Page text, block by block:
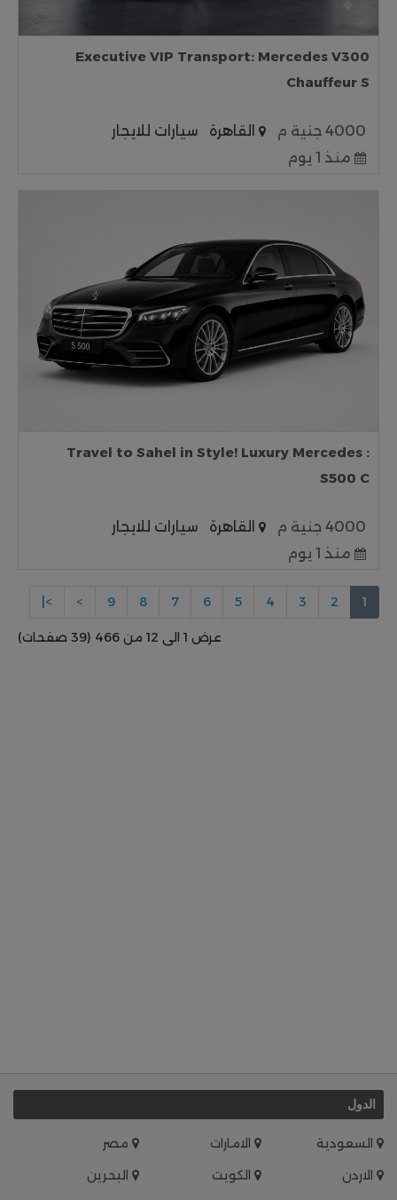
Executive VIP Transport: Mercedes V300
Chauffeur S
4000 جنية م القاهرة
سيارات للايجار
منذ 1 يوم
: Travel to Sahel in Style! Luxury Mercedes
S500 C
4000 جنية م القاهرة
سيارات للايجار
منذ 1 يوم
1
2
3
4
5
6
7
8
9
>
>|
عرض 1 الى 12 من 466 (39 صفحات)
الدول
السعودية الامارات
مصر
الاردن
الكويت
البحرين